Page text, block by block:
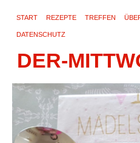
START REZEPTE TREFFEN
DATENSCHUTZ
DER-